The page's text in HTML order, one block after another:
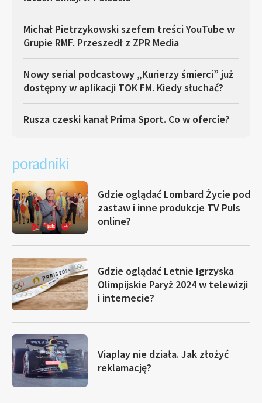
Michał Pietrzykowski szefem treści YouTube w
Grupie RMF. Przeszedł z ZPR Media
Nowy serial podcastowy „Kurierzy śmierci” już
dostępny w aplikacji TOK FM. Kiedy słuchać?
Rusza czeski kanał Prima Sport. Co w ofercie?
poradniki
Gdzie oglądać Lombard Życie pod
zastaw i inne produkcje TV Puls
online?
Gdzie oglądać Letnie Igrzyska
Olimpijskie Paryż 2024 w telewizji
i internecie?
Viaplay nie działa. Jak złożyć
reklamację?